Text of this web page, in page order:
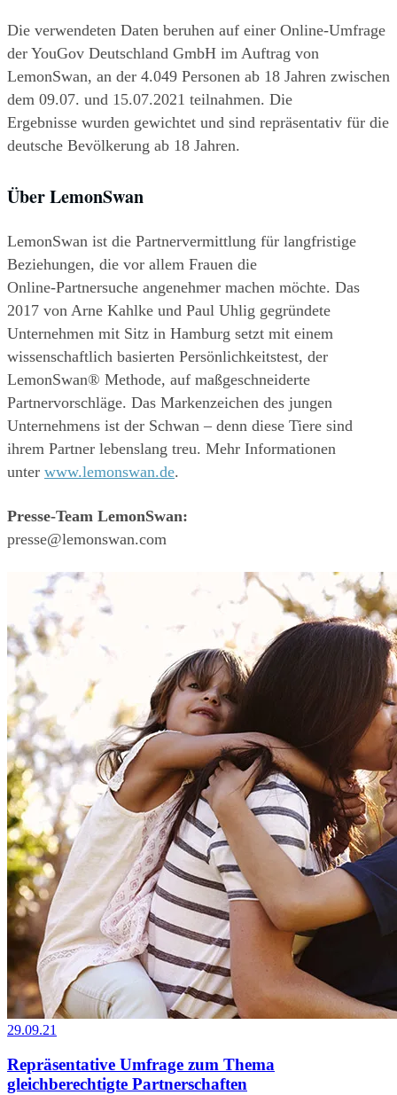
Die verwendeten Daten beruhen auf einer Online-Umfrage
der YouGov Deutschland GmbH im Auftrag von
LemonSwan, an der 4.049 Personen ab 18 Jahren zwischen
dem 09.07. und 15.07.2021 teilnahmen. Die
Ergebnisse wurden gewichtet und sind repräsentativ für die
deutsche Bevölkerung ab 18 Jahren.
Über LemonSwan
LemonSwan ist die Partnervermittlung für langfristige
Beziehungen, die vor allem Frauen die
Online-Partnersuche angenehmer machen möchte. Das
2017 von Arne Kahlke und Paul Uhlig gegründete
Unternehmen mit Sitz in Hamburg setzt mit einem
wissenschaftlich basierten Persönlichkeitstest, der
LemonSwan® Methode, auf maßgeschneiderte
Partnervorschläge. Das Markenzeichen des jungen
Unternehmens ist der Schwan – denn diese Tiere sind
ihrem Partner lebenslang treu. Mehr Informationen
unter www.lemonswan.de.
Presse-Team LemonSwan:
presse@lemonswan.com
29.09.21
Repräsentative Umfrage zum Thema
gleichberechtigte Partnerschaften